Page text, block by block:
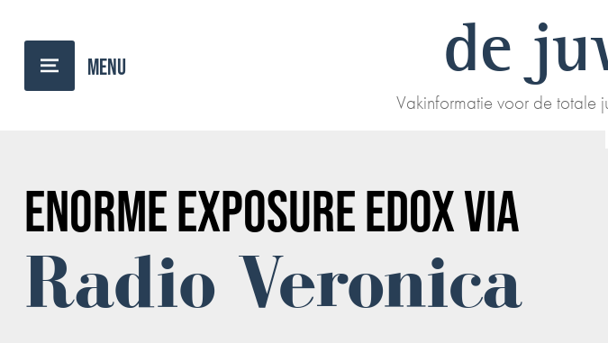
de
Vakinformatie voor de totale
ENORME EXPOSUREEDOXVIA
Radio Veronica